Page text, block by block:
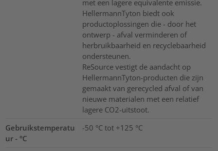
met een lagere equivalente emissie.
HellermannTyton biedt ook
productoplossingen die - door het
ontwerp - afval verminderen of
herbruikbaarheid en recyclebaarheid
ondersteunen.
ReSource vestigt de aandacht op
HellermannTyton-producten die zijn
gemaakt van gerecycled afval of van
nieuwe materialen met een relatief
lagere CO2-uitstoot.
Gebruikstemperatu
ur - °C
-50 °C tot +125 °C